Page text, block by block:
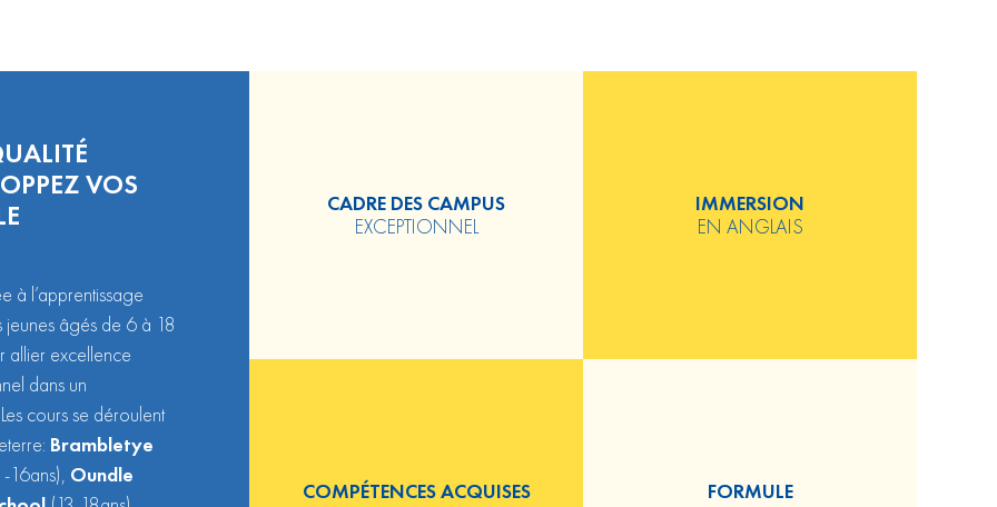
VOS
à l’apprentissage
jeunes âgés de 6 à 18
allier excellence
dans un
cours se déroulent
Brambletye
16ans), Oundle
CADRE DES CAMPUS
EXCEPTIONNEL
IMMERSION
EN ANGLAIS
COMPÉTENCES ACQUISES
FORMULE